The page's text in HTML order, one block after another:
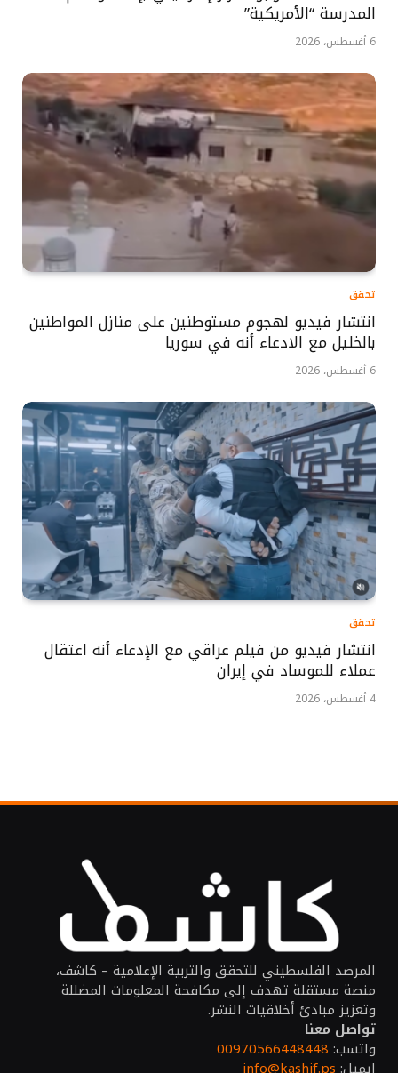
المدرسة “الأمريكية”
6 أغسطس، 2026
تحقق
انتشار فيديو لهجوم مستوطنين على منازل المواطنين
بالخليل مع الادعاء أنه في سوريا
6 أغسطس، 2026
تحقق
انتشار فيديو من فيلم عراقي مع الإدعاء أنه اعتقال
عملاء للموساد في إيران
4 أغسطس، 2026
المرصد الفلسطيني للتحقق والتربية الإعلامية – كاشف،
منصة مستقلة تهدف إلى مكافحة المعلومات المضللة
وتعزيز مبادئ أخلاقيات النشر.
تواصل معنا
واتسب: 00970566448448